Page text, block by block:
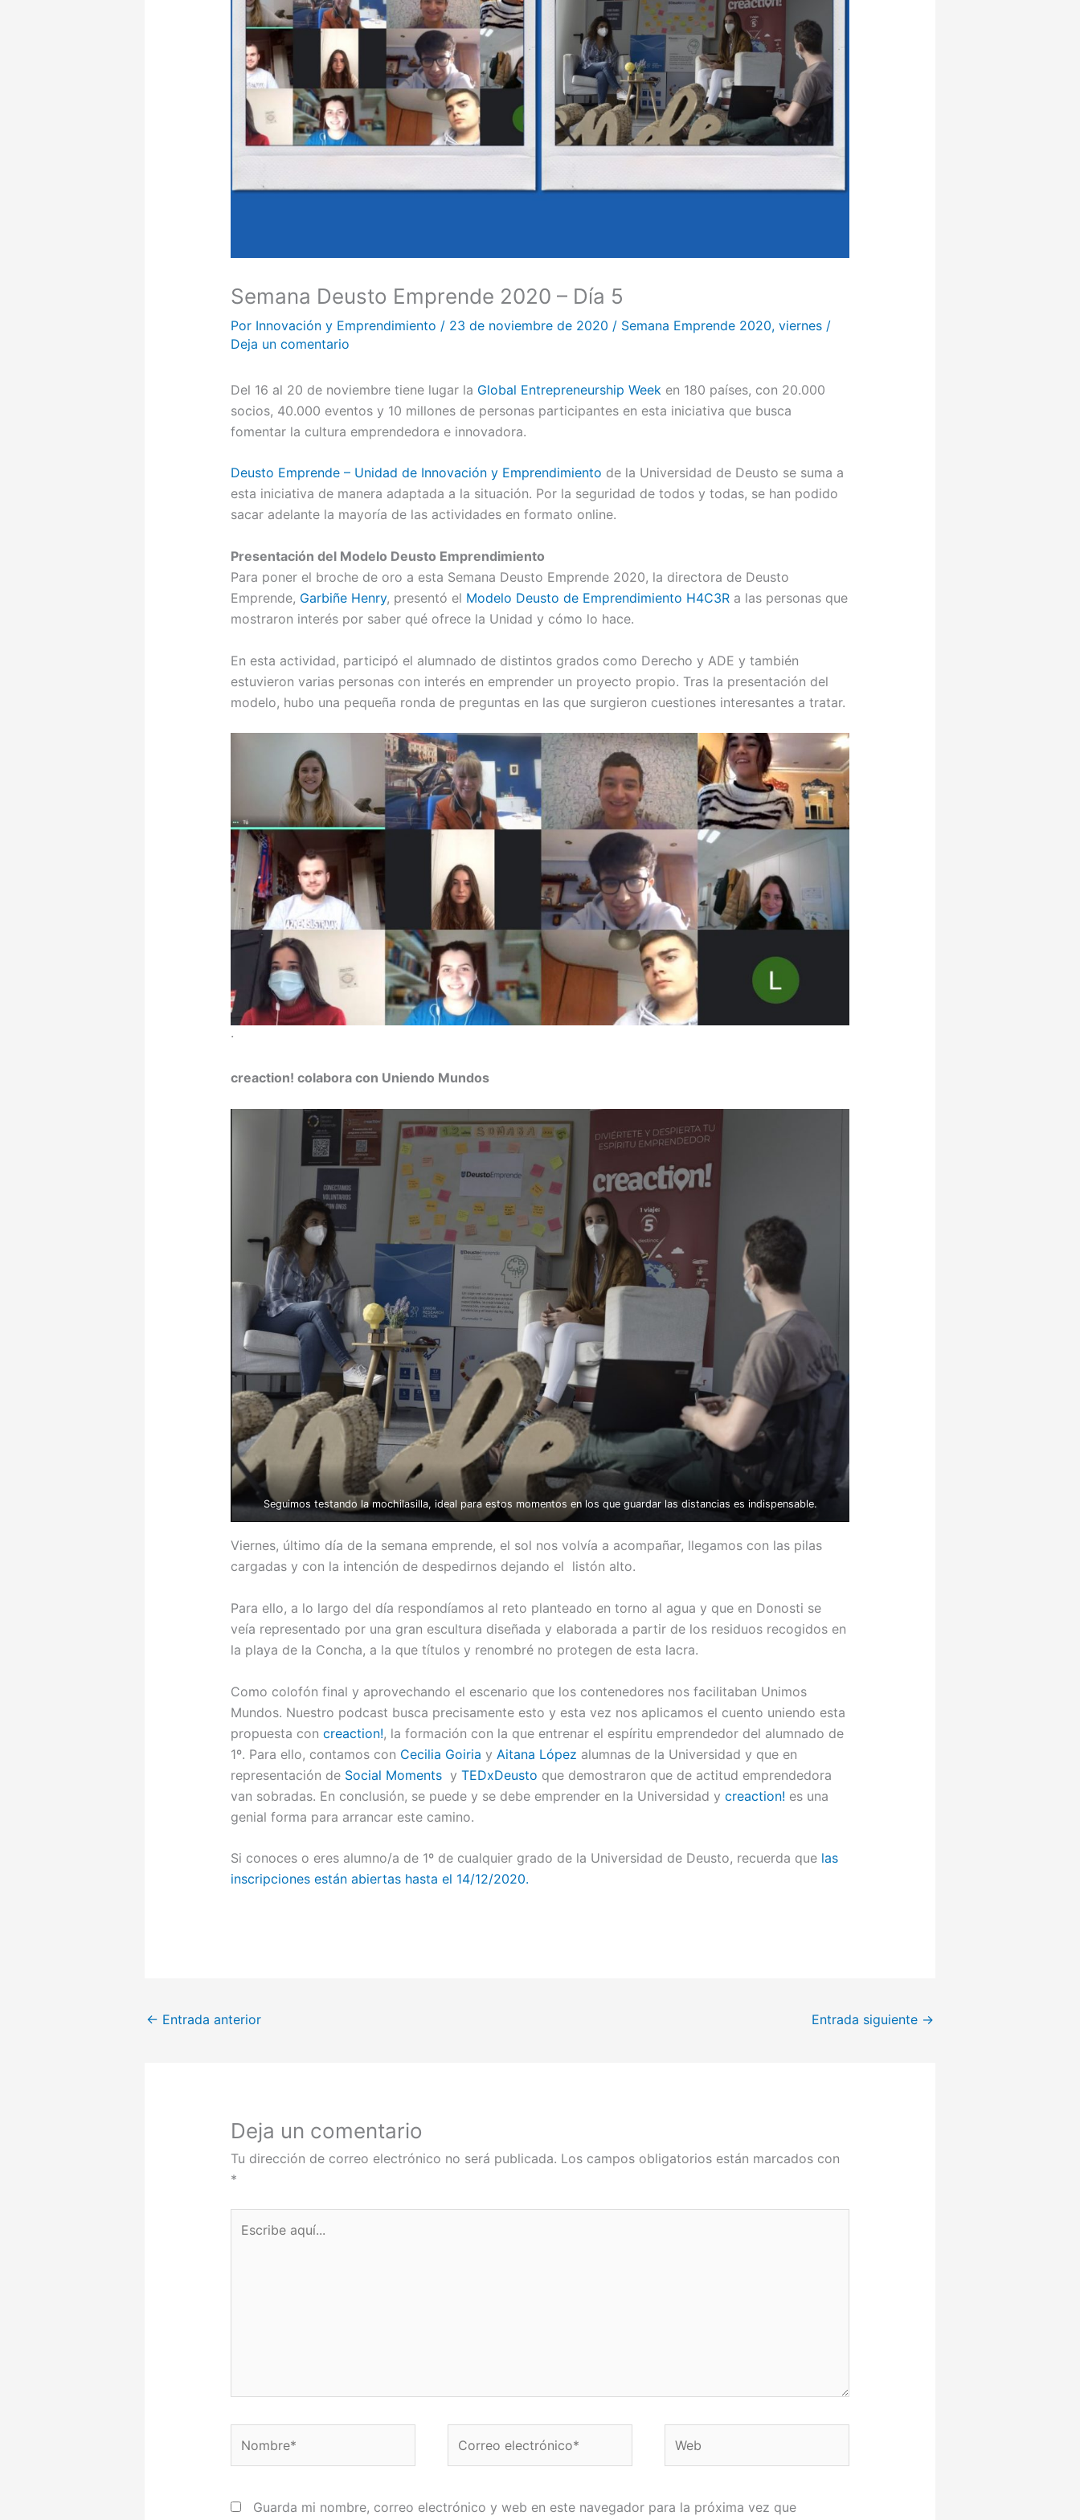
Semana Deusto Emprende 2020 – Día 5
Por Innovación y Emprendimiento / 23 de noviembre de 2020 / Semana Emprende 2020, viernes/
Deja un comentario
Del 16 al 20 de noviembre tiene lugar la Global Entrepreneurship Week en 180 países, con 20.000
socios, 40.000 eventos y 10 millones de personas participantes en esta iniciativa que busca
fomentar la cultura emprendedora e innovadora.
Deusto Emprende – Unidad de Innovación y Emprendimiento de la Universidad de Deusto se suma a
esta iniciativa de manera adaptada a la situación. Por la seguridad de todos y todas, se han podido
sacar adelante la mayoría de las actividades en formato online.
Presentación del Modelo Deusto Emprendimiento
Para poner el broche de oro a esta Semana Deusto Emprende 2020, la directora de Deusto
Emprende, Garbiñe Henry, presentó el Modelo Deusto de Emprendimiento H4C3R a las personas que
mostraron interés por saber qué ofrece la Unidad y cómo lo hace.
En esta actividad, participó el alumnado de distintos grados como Derecho y ADE y también
estuvieron varias personas con interés en emprender un proyecto propio. Tras la presentación del
modelo, hubo una pequeña ronda de preguntas en las que surgieron cuestiones interesantes a tratar.
·
creaction! colabora con Uniendo Mundos
Seguimos testando la mochilasilla, ideal para estos momentos en los que guardar las distancias es indispensable.
Viernes, último día de la semana emprende, el sol nos volvía a acompañar, llegamos con las pilas
cargadas y con la intención de despedirnos dejando el listón alto.
Para ello, a lo largo del día respondíamos al reto planteado en torno al agua y que en Donosti se
veía representado por una gran escultura diseñada y elaborada a partir de los residuos recogidos en
la playa de la Concha, a la que títulos y renombré no protegen de esta lacra.
Como colofón final y aprovechando el escenario que los contenedores nos facilitaban Unimos
Mundos. Nuestro podcast busca precisamente esto y esta vez nos aplicamos el cuento uniendo esta
propuesta con creaction!, la formación con la que entrenar el espíritu emprendedor del alumnado de
1º. Para ello, contamos con Cecilia Goiria y Aitana López alumnas de la Universidad y que en
representación de Social Momentsy TEDxDeusto que demostraron que de actitud emprendedora
van sobradas. En conclusión, se puede y se debe emprender en la Universidad y creaction! es una
genial forma para arrancar este camino.
Si conoces o eres alumno/a de 1º de cualquier grado de la Universidad de Deusto, recuerda que las
inscripciones están abiertas hasta el 14/12/2020.
← Entrada anterior Entrada siguiente →
Deja un comentario
Tu dirección de correo electrónico no será publicada. Los campos obligatorios están marcados con
*
aquí...
electrónico*
Guarda mi nombre, correo electrónico y web en este navegador para la próxima vez que